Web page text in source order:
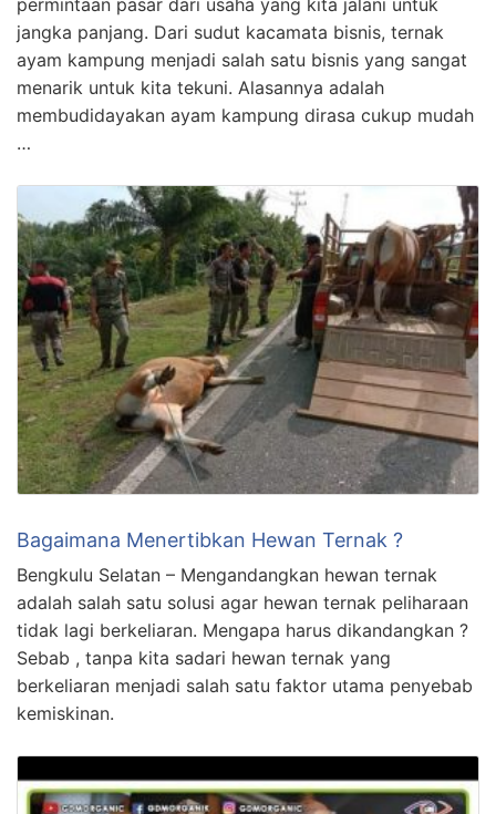
permintaan pasar dari usaha yang kita jalani untuk
jangka panjang. Dari sudut kacamata bisnis, ternak
ayam kampung menjadi salah satu bisnis yang sangat
menarik untuk kita tekuni. Alasannya adalah
membudidayakan ayam kampung dirasa cukup mudah
…
Bagaimana Menertibkan Hewan Ternak ?
Bengkulu Selatan – Mengandangkan hewan ternak
adalah salah satu solusi agar hewan ternak peliharaan
tidak lagi berkeliaran. Mengapa harus dikandangkan ?
Sebab , tanpa kita sadari hewan ternak yang
berkeliaran menjadi salah satu faktor utama penyebab
kemiskinan.